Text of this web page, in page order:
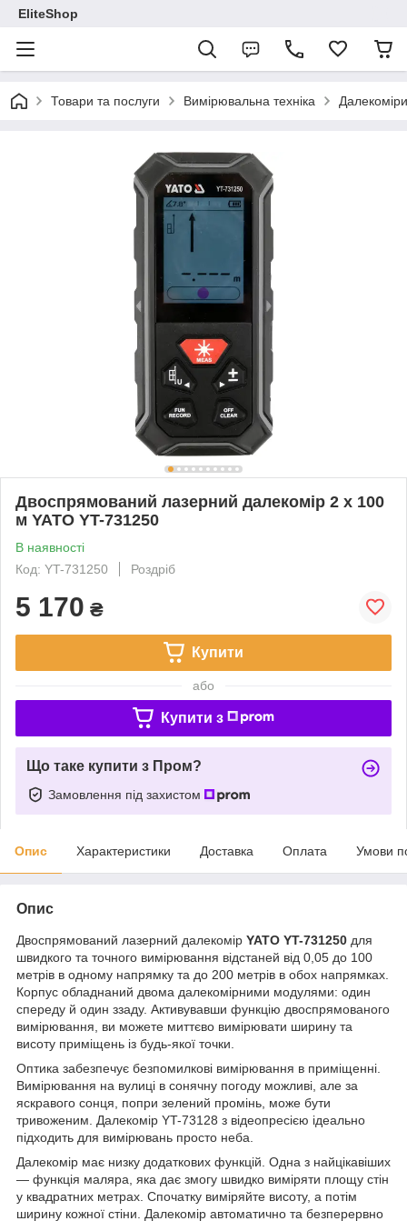
EliteShop
Товари та послуги Вимірювальна техніка Далекоміри
Двоспрямований лазерний далекомір 2 х 100
м YATO YT-731250
В наявності
Код: YT-731250
Роздріб
5 170 ₴
Купити
або
Купити з
Що таке купити з Пром?
Замовлення під захистом
Опис Характеристики Доставка Оплата Умови
Опис
Двоспрямований лазерний далекомір YATO YT-731250 для
швидкого та точного вимірювання відстаней від 0,05 до 100
метрів в одному напрямку та до 200 метрів в обох напрямках.
Корпус обладнаний двома далекомірними модулями: один
спереду й один ззаду. Активувавши функцію двоспрямованого
вимірювання, ви можете миттєво вимірювати ширину та
висоту приміщень із будь-якої точки.
Оптика забезпечує безпомилкові вимірювання в приміщенні.
Вимірювання на вулиці в сонячну погоду можливі, але за
яскравого сонця, попри зелений промінь, може бути
тривоженим. Далекомір YT-73128 з відеопресією ідеально
підходить для вимірювань просто неба.
Далекомір має низку додаткових функцій. Одна з найцікавіших
— функція маляра, яка дає змогу швидко виміряти площу стін
у квадратних метрах. Спочатку виміряйте висоту, а потім
ширину кожної стіни. Далекомір автоматично та безперервно